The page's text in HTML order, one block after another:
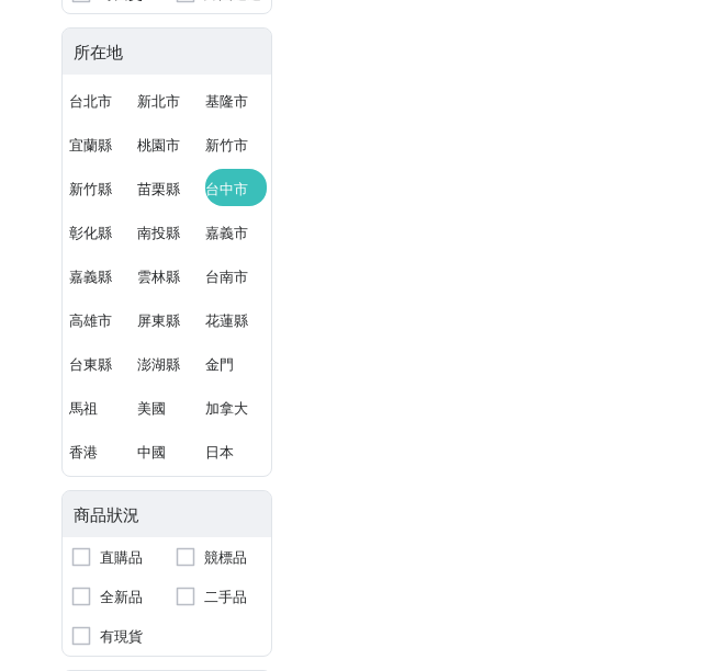
所在地
台北市 新北市 基隆市
宜蘭縣 桃園市 新竹市
新竹縣 苗栗縣 台中市
彰化縣 南投縣 嘉義市
嘉義縣 雲林縣 台南市
高雄市 屏東縣 花蓮縣
台東縣 澎湖縣 金門
馬祖 美國 加拿大
香港 中國 日本
商品狀況
直購品
競標品
全新品
二手品
有現貨